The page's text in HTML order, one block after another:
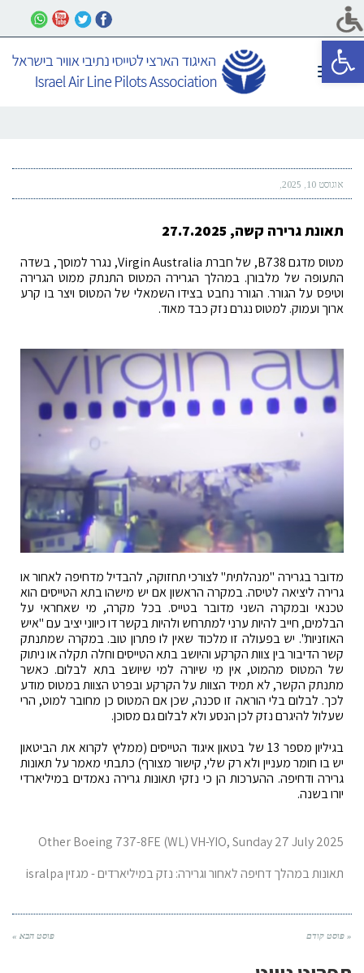
פתח סרגל נגישות
תפריט
אוגוסט 10, 2025
תאונת גרירה קשה, 27.7.2025
מטוס מדגם B738, של חברת Virgin Australia, נגרר למוסך, בשדה
התעופה של מלבורן. במהלך הגרירה המטוס התנתק ממוט הגרירה
וטיפס על הגורר. הגורר נחבט בצידו השמאלי של המטוס ויצר בו קרע
ארוך ועמוק. למטוס נגרם נזק כבד מאוד.
מדובר בגרירה "מנהלתית" לצורכי תחזוקה, להבדיל מדחיפה לאחור או
גרירה ליציאה לטיסה. במקרה הראשון אם יש מישהו בתא הטייסים הוא
טכנאי ובמקרה השני מדובר בטייס. בכל מקרה, מי שאחראי על
הבלמים, חייב להיות ערני למתרחש ולהיות בקשר דו כיווני יציב עם "איש
האוזניות". יש בפעולה זו מלכוד שאין לו פתרון טוב. במקרה שמתנתק
קשר הדיבור בין צוות הקרקע והיושב בתא הטייסים וחלה תקלה או ניתוק
של המטוס מהמוט, אין מי שיורה למי שיושב בתא לבלום. כאשר
מתנתק הקשר, לא תמיד הצוות על הקרקע ובפרט הצוות במטוס מודע
לכך. לבלום בלי הוראה זו סכנה, שכן אם המטוס כן מחובר למוט, הרי
שעלול להיגרם נזק לכן הנסע ולא לבלום גם מסוכן.
בגיליון מספר 13 של בטאון איגוד הטייסים (ממליץ לקרוא את הביטאון
יש בו חומר מעניין ולא רק שלי, קישור מצורף) כתבתי מאמר על תאונות
גרירה ודחיפה. ההערכות הן כי נזקי תאונות גרירה נאמדים במיליארדי
יורו בשנה.
Other Boeing 737-8FE (WL) VH-YIO, Sunday 27 July 2025
תאונות במהלך דחיפה לאחור וגרירה: נזק במיליארדים - מגזין isralpa
« פוסט קודם פוסט הבא »